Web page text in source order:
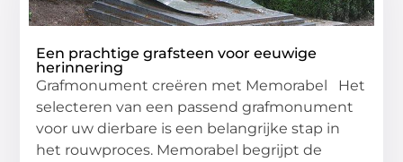
Een prachtige grafsteen voor eeuwige
herinnering
Grafmonument creëren met Memorabel Het
selecteren van een passend grafmonument
voor uw dierbare is een belangrijke stap in
het rouwproces. Memorabel begrijpt de